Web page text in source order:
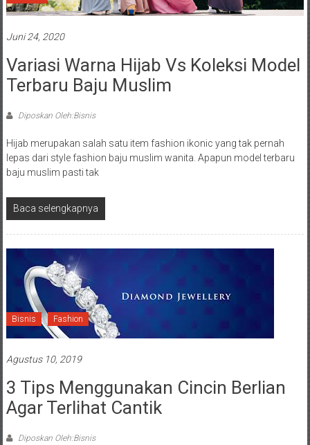
Juni 24, 2020
Variasi Warna Hijab Vs Koleksi Model
Terbaru Baju Muslim
Diposkan Oleh:Bisnis
Hijab merupakan salah satu item fashion ikonic yang tak pernah
lepas dari style fashion baju muslim wanita. Apapun model terbaru
baju muslim pasti tak
Baca selengkapnya
Bisnis Fashion
Agustus 10, 2019
3 Tips Menggunakan Cincin Berlian
Agar Terlihat Cantik
Diposkan Oleh:Bisnis